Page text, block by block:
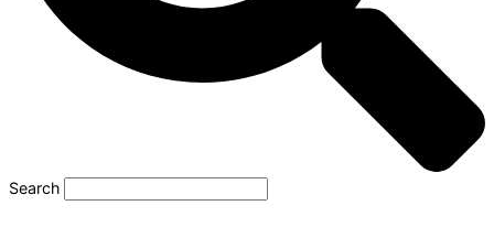
Search